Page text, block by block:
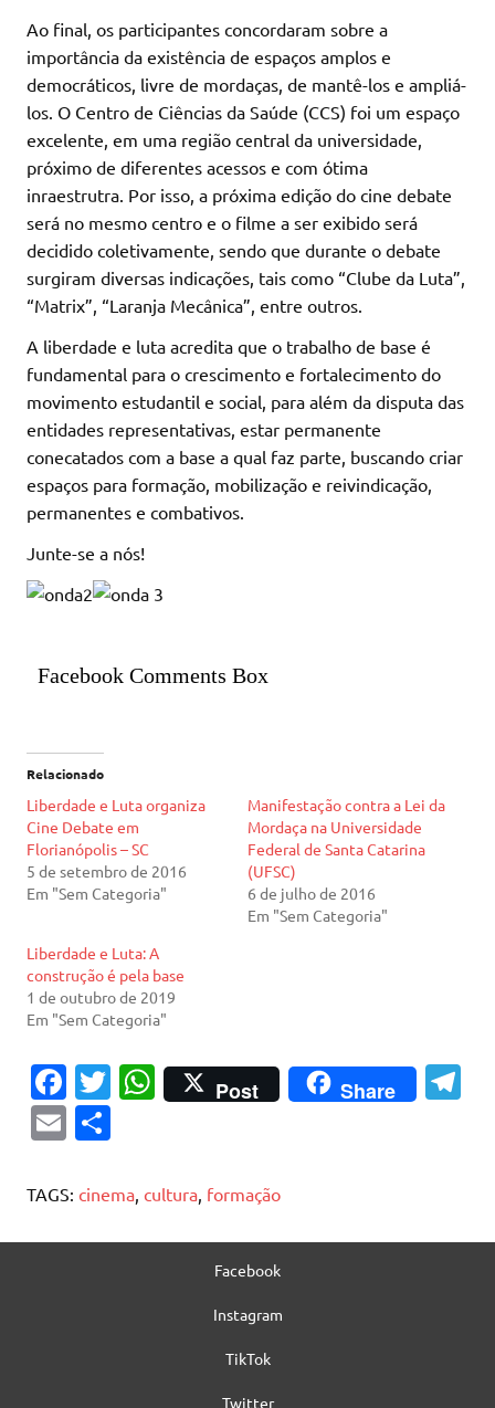
Ao final, os participantes concordaram sobre a
importância da existência de espaços amplos e
democráticos, livre de mordaças, de mantê-los e ampliá-
los. O Centro de Ciências da Saúde (CCS) foi um espaço
excelente, em uma região central da universidade,
próximo de diferentes acessos e com ótima
inraestrutra. Por isso, a próxima edição do cine debate
será no mesmo centro e o filme a ser exibido será
decidido coletivamente, sendo que durante o debate
surgiram diversas indicações, tais como “Clube da Luta”,
“Matrix”, “Laranja Mecânica”, entre outros.
A liberdade e luta acredita que o trabalho de base é
fundamental para o crescimento e fortalecimento do
movimento estudantil e social, para além da disputa das
entidades representativas, estar permanente
conecatados com a base a qual faz parte, buscando criar
espaços para formação, mobilização e reivindicação,
permanentes e combativos.
Junte-se a nós!
Facebook Comments Box
Relacionado
Liberdade e Luta organiza
Cine Debate em
Florianópolis – SC
5 de setembro de 2016
Em "Sem Categoria"
Manifestação contra a Lei da
Mordaça na Universidade
Federal de Santa Catarina
(UFSC)
6 de julho de 2016
Em "Sem Categoria"
Liberdade e Luta: A
construção é pela base
1 de outubro de 2019
Em "Sem Categoria"
Fa
c
e
b
T
te
W
h
s
Post Share
E
ai ar
TAGS: cinema cultura formação
Facebook
Instagram
TikTok
Twitter